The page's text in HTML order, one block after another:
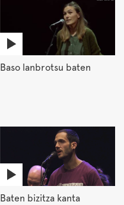
Baso lanbrotsu baten
Baten bizitza kanta